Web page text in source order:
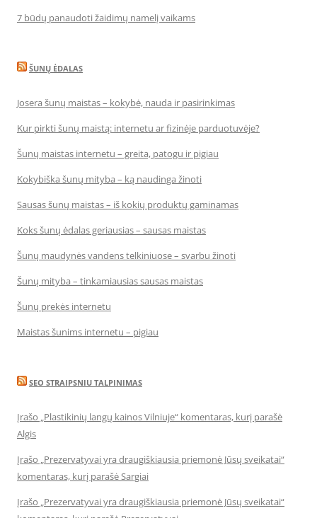
7 būdų panaudoti žaidimų namelį vaikams
ŠUNŲ ĖDALAS
Josera šunų maistas – kokybė, nauda ir pasirinkimas
Kur pirkti šunų maistą: internetu ar fizinėje parduotuvėje?
Šunų maistas internetu – greita, patogu ir pigiau
Kokybiška šunų mityba – ką naudinga žinoti
Sausas šunų maistas – iš kokių produktų gaminamas
Koks šunų ėdalas geriausias – sausas maistas
Šunų maudynės vandens telkiniuose – svarbu žinoti
Šunų mityba – tinkamiausias sausas maistas
Šunų prekės internetu
Maistas šunims internetu – pigiau
SEO STRAIPSNIU TALPINIMAS
Įrašo „Plastikinių langų kainos Vilniuje“ komentaras, kurį parašė
Algis
Įrašo „Prezervatyvai yra draugiškiausia priemonė Jūsų sveikatai“
komentaras, kurį parašė Sargiai
Įrašo „Prezervatyvai yra draugiškiausia priemonė Jūsų sveikatai“